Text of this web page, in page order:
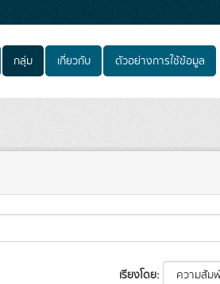
กลุ่ม เกี่ยวกับ ตัวอย่างการใช้ข้อมูล
เรียงโดย